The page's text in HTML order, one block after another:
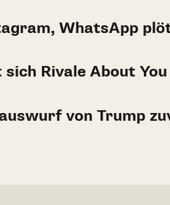
WhatsApp
Rivale About You
von Trump